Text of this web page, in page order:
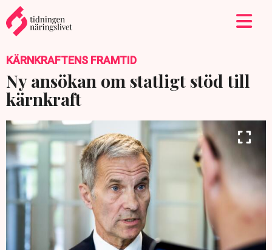
KÄRNKRAFTENS FRAMTID
Ny ansökan om statligt stöd till
kärnkraft